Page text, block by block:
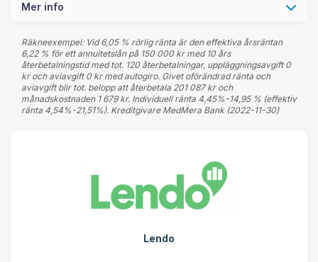
Mer info
Räkneexempel: Vid 6,05 % rörlig ränta är den effektiva årsräntan
6,22 % för ett annuitetslån på 150 000 kr med 10 års
återbetalningstid med tot. 120 återbetalningar, uppläggningsavgift 0
kr och aviavgift 0 kr med autogiro. Givet oförändrad ränta och
aviavgift blir tot. belopp att återbetala 201 087 kr och
månadskostnaden 1 679 kr. Individuell ränta 4,45%-14,95 % (effektiv
ränta 4,54%-21,51%). Kreditgivare MedMera Bank (2022-11-30)
Lendo